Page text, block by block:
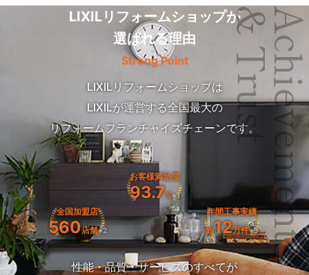
LIXILリフォームショップが
選ばれる理由
Strong Point
LIXILリフォームショップは
LIXILが運営する全国最大の
リフォームフランチャイズチェーンです。
お客様満足度
93.7%※1
全国加盟店
560店舗※2
年間工事実績
約12万件※3
性能・品質・サービスのすべてが
& Trust